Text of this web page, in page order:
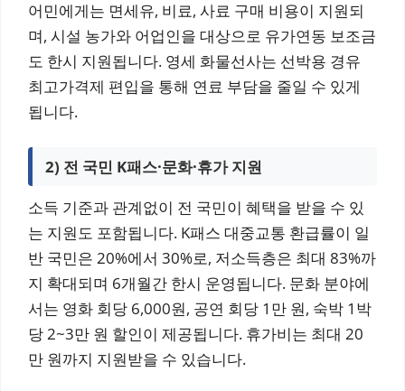
어민에게는 면세유, 비료, 사료 구매 비용이 지원되
며, 시설 농가와 어업인을 대상으로 유가연동 보조금
도 한시 지원됩니다. 영세 화물선사는 선박용 경유
최고가격제 편입을 통해 연료 부담을 줄일 수 있게
됩니다.
2) 전 국민 K패스·문화·휴가 지원
소득 기준과 관계없이 전 국민이 혜택을 받을 수 있
는 지원도 포함됩니다. K패스 대중교통 환급률이 일
반 국민은 20%에서 30%로, 저소득층은 최대 83%까
지 확대되며 6개월간 한시 운영됩니다. 문화 분야에
서는 영화 회당 6,000원, 공연 회당 1만 원, 숙박 1박
당 2~3만 원 할인이 제공됩니다. 휴가비는 최대 20
만 원까지 지원받을 수 있습니다.